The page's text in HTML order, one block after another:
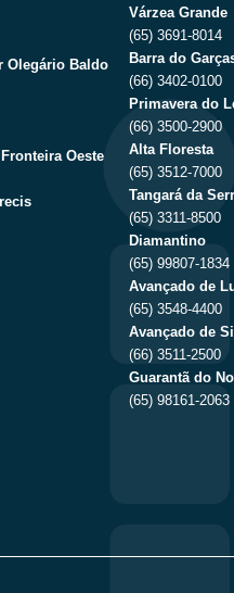
Olegário Baldo
Oeste
Várzea Grande
(65) 3691-8014
Barra do
(66) 3402-0100
Primavera do
(66) 3500-2900
Alta Floresta
(65) 3512-7000
Tangará da
(65) 3311-8500
Diamantino
(65) 99807-1834
Avançado de
(65) 3548-4400
Avançado de
(66) 3511-2500
Guarantã do
(65) 98161-2063